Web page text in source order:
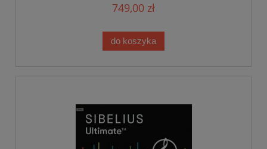
749,00 zł
do koszyka